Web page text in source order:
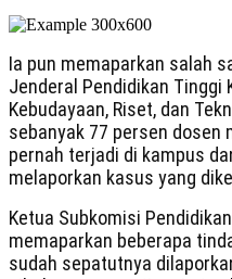
Ia pun memaparkan salah
Jenderal Pendidikan Tinggi
Kebudayaan, Riset, dan
sebanyak 77 persen dosen
pernah terjadi di kampus
melaporkan kasus yang
Ketua Subkomisi
memaparkan beberapa
sudah sepatutnya